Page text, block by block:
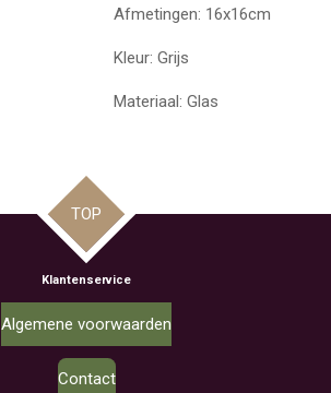
Afmetingen: 16x16cm
Kleur: Grijs
Materiaal: Glas
TOP
Klantenservice
Algemene voorwaarden
Contact